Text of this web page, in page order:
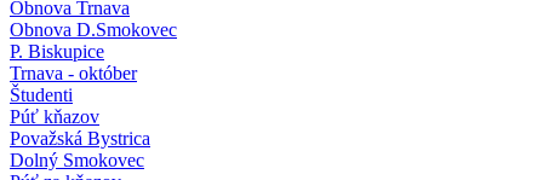
Obnova Trnava
Obnova D.Smokovec
P. Biskupice
Trnava - október
Študenti
Púť kňazov
Považská Bystrica
Dolný Smokovec